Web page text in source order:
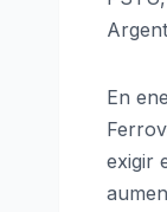
En
exigir